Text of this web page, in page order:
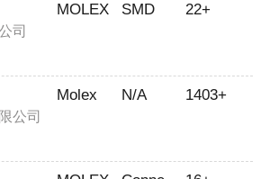
司
MOLEX SMD 22+
公司
Molex N/A 1403+